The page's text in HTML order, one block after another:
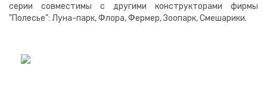
серии совместимы с другими конструкторами фирмы
"Полесье": Луна-парк, Флора, Фермер, Зоопарк, Смешарики.